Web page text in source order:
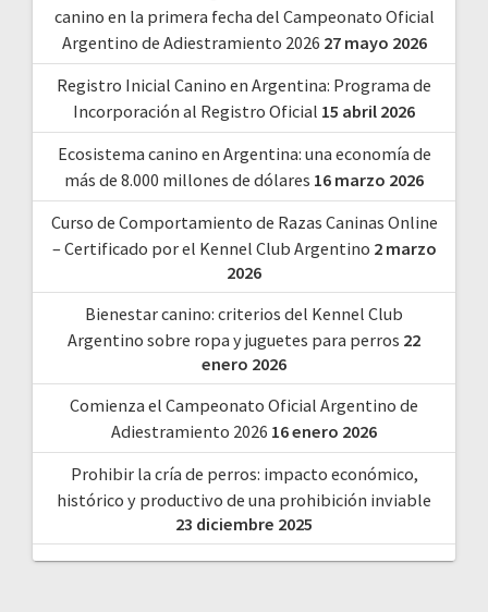
canino en la primera fecha del Campeonato Oficial
Argentino de Adiestramiento 2026 27 mayo 2026
Registro Inicial Canino en Argentina: Programa de
Incorporación al Registro Oficial 15 abril 2026
Ecosistema canino en Argentina: una economía de
más de 8.000 millones de dólares 16 marzo 2026
Curso de Comportamiento de Razas Caninas Online
– Certificado por el Kennel Club Argentino 2 marzo
2026
Bienestar canino: criterios del Kennel Club
Argentino sobre ropa y juguetes para perros 22
enero 2026
Comienza el Campeonato Oficial Argentino de
Adiestramiento 2026 16 enero 2026
Prohibir la cría de perros: impacto económico,
histórico y productivo de una prohibición inviable
23 diciembre 2025